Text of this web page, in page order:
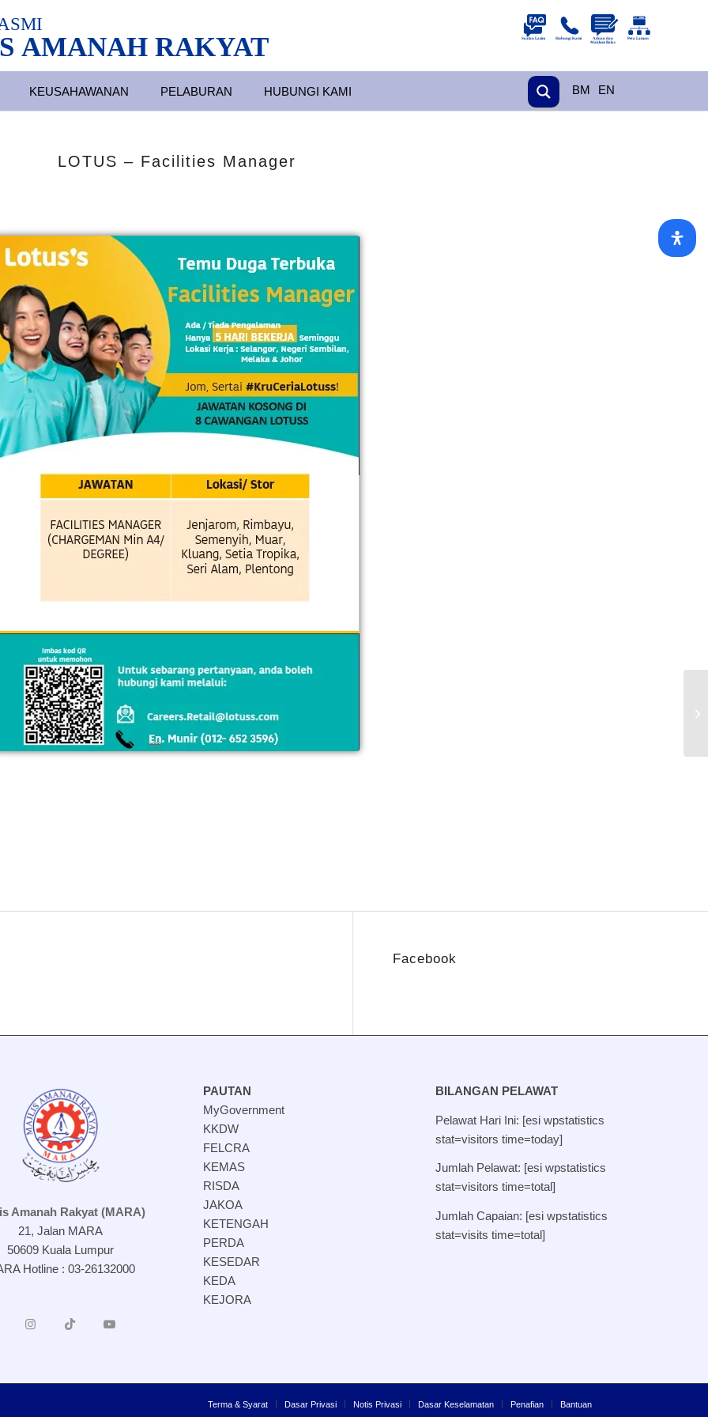
BM EN
AMANAH RAKYAT
KEUSAHAWANAN PELABURAN HUBUNGI KAMI
LOTUS – Facilities Manager
Facebook
Amanah Rakyat (MARA)
21, Jalan MARA
50609 Kuala Lumpur
Hotline : 03-26132000
PAUTAN
MyGovernment
KKDW
FELCRA
KEMAS
RISDA
JAKOA
KETENGAH
PERDA
KESEDAR
KEDA
KEJORA
BILANGAN PELAWAT
Pelawat Hari Ini: [esi wpstatistics
stat=visitors time=today]
Jumlah Pelawat: [esi wpstatistics
stat=visitors time=total]
Jumlah Capaian: [esi wpstatistics
stat=visits time=total]
Terma & Syarat Dasar Privasi Notis Privasi Dasar Keselamatan Penafian Bantuan